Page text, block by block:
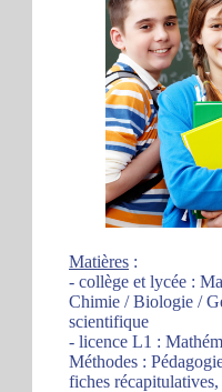
Matières :
- collège et lycée :
Chimie / Biologie /
scientifique
- licence L1 :
Méthodes :
fiches